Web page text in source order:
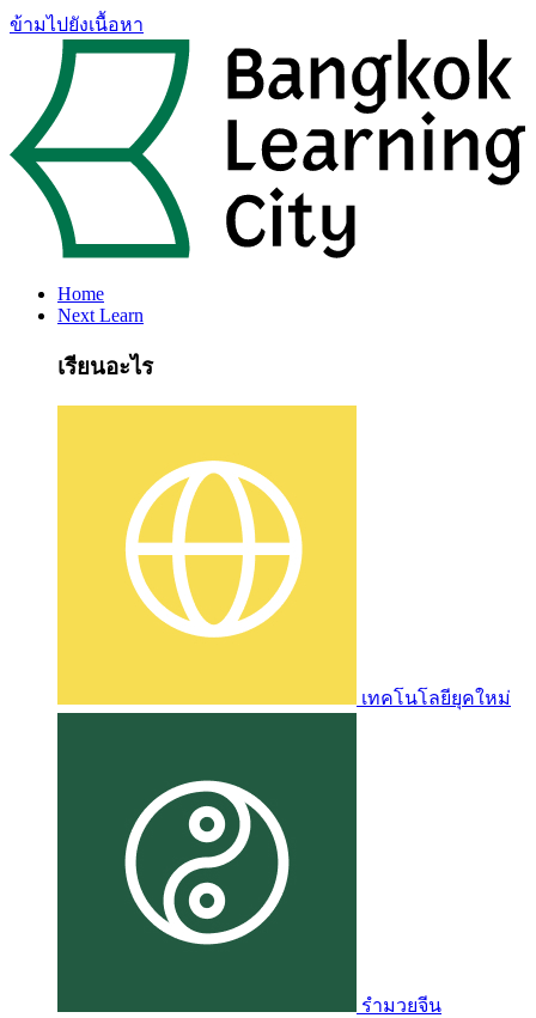
ข้ามไปยังเนื้อหา
Home
Next Learn
เรียนอะไร
เทคโนโลยียุคใหม่
รำมวยจีน